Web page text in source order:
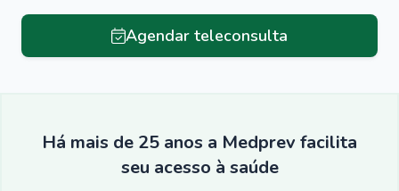
Agendar teleconsulta
Há mais de 25 anos a Medprev facilita
seu acesso à saúde